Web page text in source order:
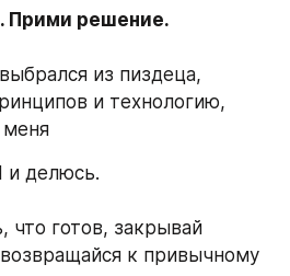
Прими решение.
из пиздеца,
и технологию,
и делюсь.
что готов, закрывай
к привычному